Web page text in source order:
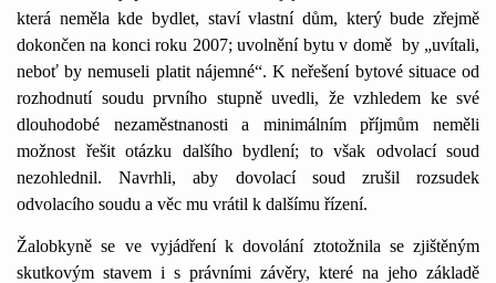
která neměla kde bydlet, staví vlastní dům, který bude zřejmě
dokončen na konci roku 2007; uvolnění bytu v domě by „uvítali,
neboť by nemuseli platit nájemné“. K neřešení bytové situace od
rozhodnutí soudu prvního stupně uvedli, že vzhledem ke své
dlouhodobé nezaměstnanosti a minimálním příjmům neměli
možnost řešit otázku dalšího bydlení; to však odvolací soud
nezohlednil. Navrhli, aby dovolací soud zrušil rozsudek
odvolacího soudu a věc mu vrátil k dalšímu řízení.
Žalobkyně se ve vyjádření k dovolání ztotožnila se zjištěným
skutkovým stavem i s právními závěry, které na jeho základě